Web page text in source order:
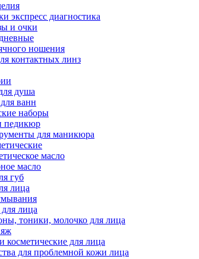
экспресс диагностика
и очки
ношения
контактных линз
душа
ванн
наборы
педикюр
для маникюра
масло
масло
губ
лица
лица
тоники, молочко для лица
косметические для лица
для проблемной кожи лица